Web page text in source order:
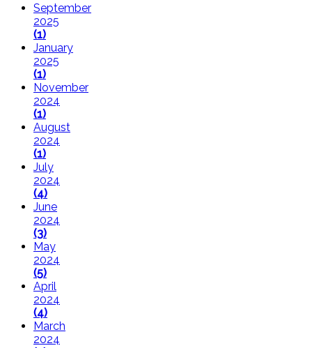
September
2025
(1)
January
2025
(1)
November
2024
(1)
August
2024
(1)
July
2024
(4)
June
2024
(3)
May
2024
(5)
April
2024
(4)
March
2024